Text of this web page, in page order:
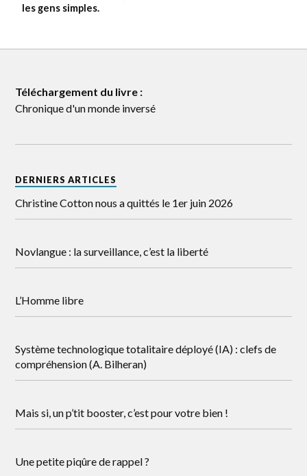
les gens simples.
Téléchargement du livre :
Chronique d'un monde inversé
DERNIERS ARTICLES
Christine Cotton nous a quittés le 1er juin 2026
Novlangue : la surveillance, c’est la liberté
L’Homme libre
Système technologique totalitaire déployé (IA) : clefs de
compréhension (A. Bilheran)
Mais si, un p’tit booster, c’est pour votre bien !
Une petite piqûre de rappel ?